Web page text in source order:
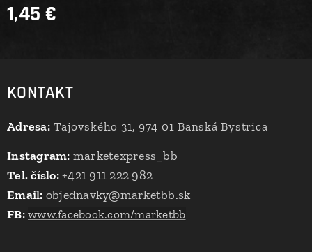
1,45 €
KONTAKT
Adresa:Tajovského 31, 974 01 Banská Bystrica
Instagram: marketexpress_bb
Tel. číslo:+421 911 222 982
Email: objednavky@marketbb.sk
FB: www.facebook.com/marketbb